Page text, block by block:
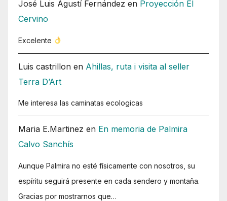
José Luis Agustí Fernández en Proyección El
Cervino
Excelente
Luis castrillon en Ahillas, ruta i visita al seller
Terra D’Art
Me interesa las caminatas ecologicas
Maria E.Martinez en En memoria de Palmira
Calvo Sanchís
Aunque Palmira no esté físicamente con nosotros, su
espíritu seguirá presente en cada sendero y montaña.
Gracias por mostrarnos que…